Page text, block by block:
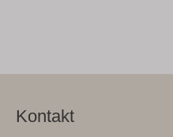
Kontakt